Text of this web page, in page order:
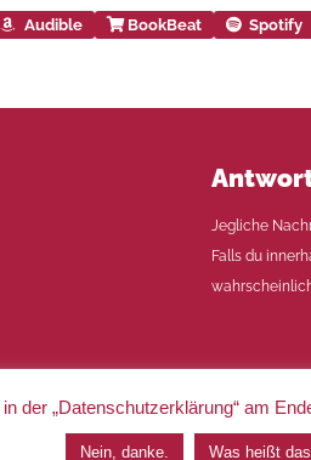
Audible BookBeat Spotify
Jegliche
Falls du
Datenschutz
der „Datenschutzerklärung“ am
Nein, danke. Was heißt